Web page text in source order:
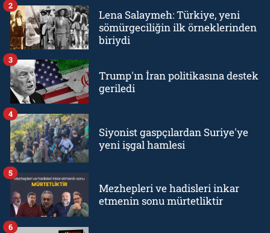
Lena Salaymeh: Türkiye, yeni
sömürgeciliğin ilk örneklerinden
biriydi
2
Trump'ın İran politikasına destek
geriledi
3
Siyonist gaspçılardan Suriye'ye
yeni işgal hamlesi
4
Mezhepleri ve hadisleri inkar
etmenin sonu mürtetliktir
5
6